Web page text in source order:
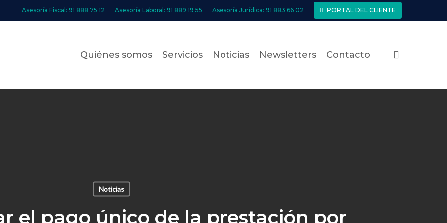
Asesoría Fiscal: 91 888 75 12 Asesoría Laboral: 91 889 19 55 Asesoría Jurídica: 91 883 66 02 PORTAL DEL CLIENTE
Quiénes somos Servicios Noticias Newsletters Contacto
Noticias
el pago único de la prestación por